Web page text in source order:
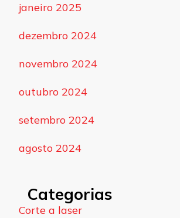
janeiro 2025
dezembro 2024
novembro 2024
outubro 2024
setembro 2024
agosto 2024
Categorias
Corte a laser